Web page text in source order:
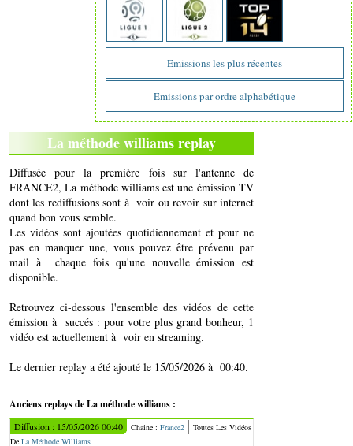
Emissions les plus récentes
Emissions par ordre alphabétique
La méthode williams replay
Diffusée pour la première fois sur l'antenne de
FRANCE2, La méthode williams est une émission TV
dont les rediffusions sont à voir ou revoir sur internet
quand bon vous semble.
Les vidéos sont ajoutées quotidiennement et pour ne
pas en manquer une, vous pouvez être prévenu par
mail à chaque fois qu'une nouvelle émission est
disponible.
Retrouvez ci-dessous l'ensemble des vidéos de cette
émission à succés : pour votre plus grand bonheur, 1
vidéo est actuellement à voir en streaming.
Le dernier replay a été ajouté le 15/05/2026 à 00:40.
Anciens replays de La méthode williams :
Diffusion : 15/05/2026 00:40 Chaine : France2
Toutes Les Vidéos
De La Méthode Williams